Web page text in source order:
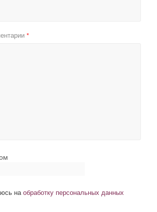
*
на обработку персональных данных